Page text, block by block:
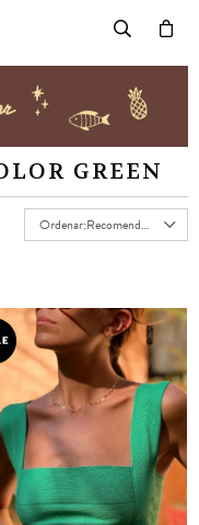
GREEN
Recomendados